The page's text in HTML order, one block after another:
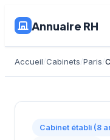
Annuaire RH
Accueil Cabinets Paris
Cabinet établi (8